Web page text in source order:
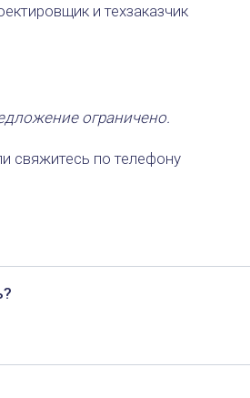
и техзаказчик
ограничено.
свяжитесь по телефону